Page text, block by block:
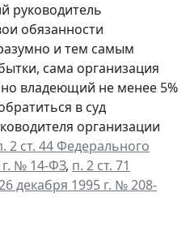
руководитель
обязанности
и тем самым
сама организация
владеющий не менее 5%
в суд
организации
2 ст. 44 Федерального
г. № 14-ФЗ, п. 2 ст. 71
декабря 1995 г. № 208-